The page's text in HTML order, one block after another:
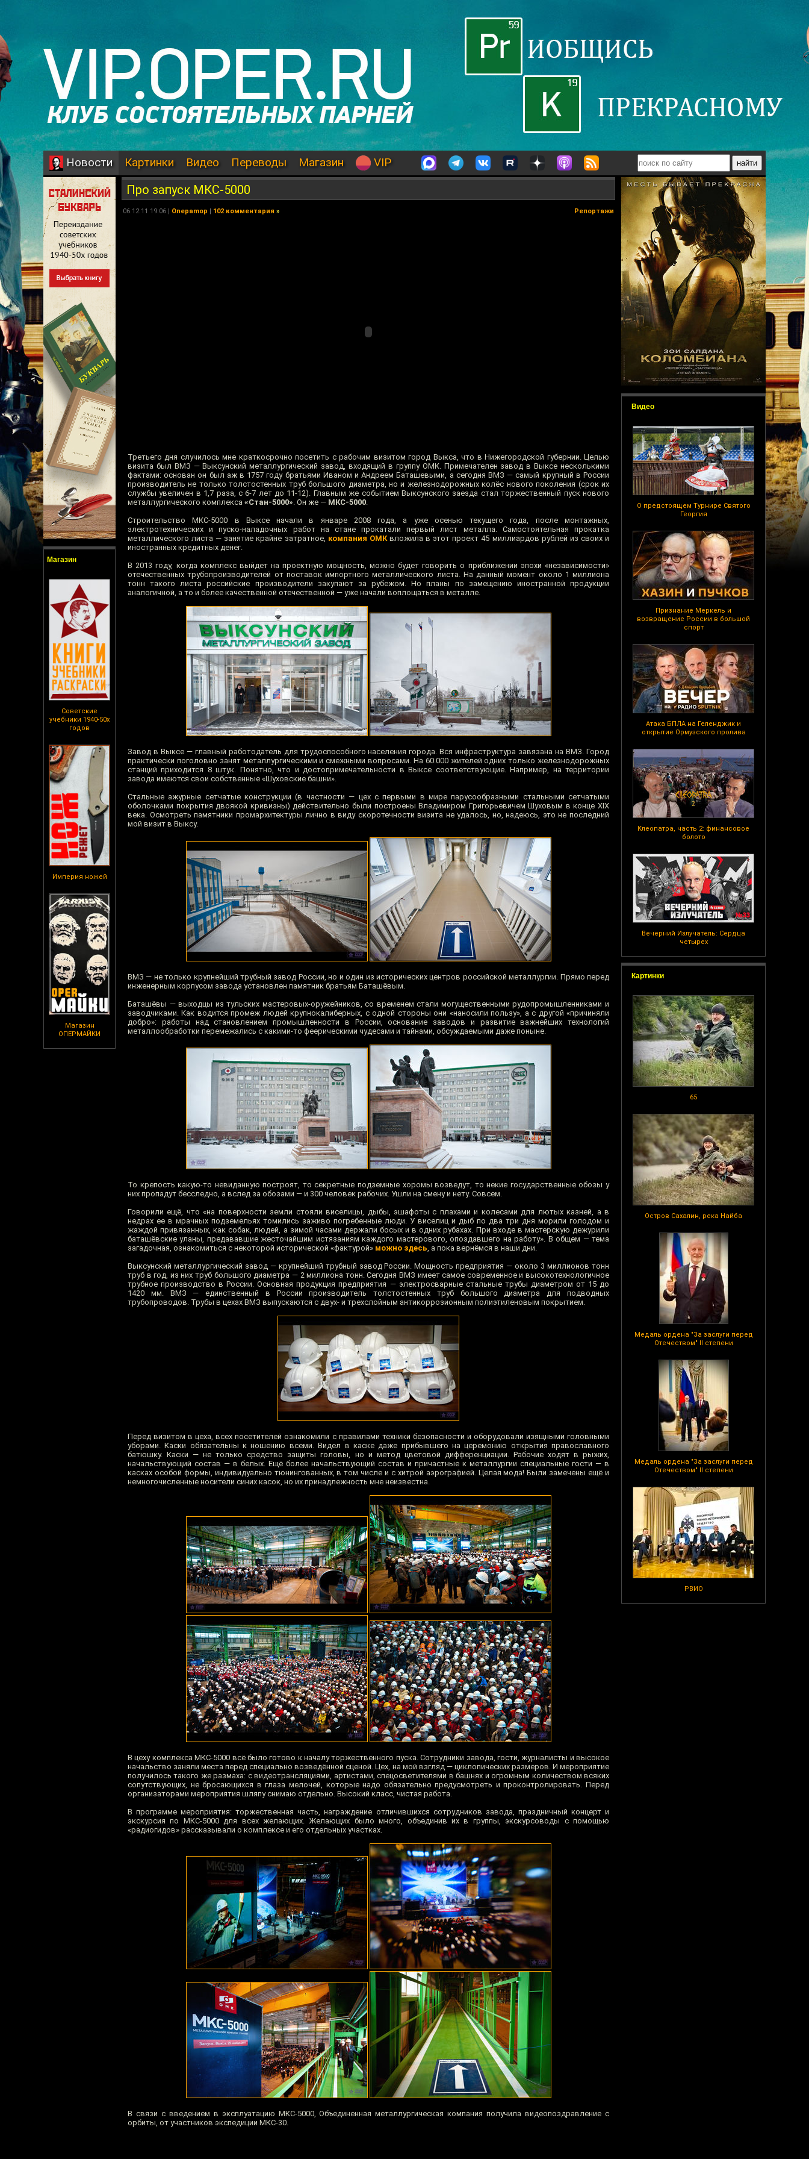
Новости Картинки Видео Переводы Магазин VIP
Магазин
Советские
учебники 1940-50х
годов
Империя ножей
Магазин
ОПЕРМАЙКИ
Видео
О предстоящем Турнире Святого
Георгия
Признание Меркель и
возвращение России в большой
спорт
Атака БПЛА на Геленджик и
открытие Ормузского пролива
Клеопатра, часть 2: финансовое
болото
Вечерний Излучатель: Сердца
четырех
Картинки
65
Остров Сахалин, река Найба
Медаль ордена "За заслуги перед
Отечеством" II степени
Медаль ордена "За заслуги перед
Отечеством" II степени
РВИО
Про запуск МКС-5000
06.12.11 19:06 | Onepamop | 102 комментария » Репортажи
Третьего дня случилось мне краткосрочно посетить с рабочим визитом город Выкса, что в Нижегородской губернии. Целью
визита был ВМЗ — Выксунский металлургический завод, входящий в группу ОМК. Примечателен завод в Выксе несколькими
фактами: основан он был аж в 1757 году братьями Иваном и Андреем Баташевыми, а сегодня ВМЗ — самый крупный в России
производитель не только толстостенных труб большого диаметра, но и железнодорожных колёс нового поколения (срок их
службы увеличен в 1,7 раза, с 6-7 лет до 11-12). Главным же событием Выксунского заезда стал торжественный пуск нового
металлургического комплекса «Стан-5000». Он же — МКС-5000.
Строительство МКС-5000 в Выксе начали в январе 2008 года, а уже осенью текущего года, после монтажных,
электротехнических и пуско-наладочных работ на стане прокатали первый лист металла. Самостоятельная прокатка
металлического листа — занятие крайне затратное, компания ОМКвложила в этот проект 45 миллиардов рублей из своих и
иностранных кредитных денег.
В 2013 году, когда комплекс выйдет на проектную мощность, можно будет говорить о приближении эпохи «независимости»
отечественных трубопроизводителей от поставок импортного металлического листа. На данный момент около 1 миллиона
тонн такого листа российские производители закупают за рубежом. Но планы по замещению иностранной продукции
аналогичной, а то и более качественной отечественной — уже начали воплощаться в металле.
Завод в Выксе — главный работодатель для трудоспособного населения города. Вся инфраструктура завязана на ВМЗ. Город
практически поголовно занят металлургическими и смежными вопросами. На 60.000 жителей одних только железнодорожных
станций приходится 8 штук. Понятно, что и достопримечательности в Выксе соответствующие. Например, на территории
завода имеются свои собственные «Шуховские башни».
Стальные ажурные сетчатые конструкции (в частности — цех с первыми в мире парусообразными стальными сетчатыми
оболочками покрытия двоякой кривизны) действительно были построены Владимиром Григорьевичем Шуховым в конце XIX
века. Осмотреть памятники промархитектуры лично в виду скоротечности визита не удалось, но, надеюсь, это не последний
мой визит в Выксу.
ВМЗ — не только крупнейший трубный завод России, но и один из исторических центров российской металлургии. Прямо перед
инженерным корпусом завода установлен памятник братьям Баташёвым.
Баташёвы — выходцы из тульских мастеровых-оружейников, со временем стали могущественными рудопромышленниками и
заводчиками. Как водится промеж людей крупнокалиберных, с одной стороны они «наносили пользу», а с другой «причиняли
добро»: работы над становлением промышленности в России, основание заводов и развитие важнейших технологий
металлообработки перемежались с какими-то феерическими чудесами и тайнами, обсуждаемыми даже поныне.
То крепость какую-то невиданную построят, то секретные подземные хоромы возведут, то некие государственные обозы у
них пропадут бесследно, а вслед за обозами — и 300 человек рабочих. Ушли на смену и нету. Совсем.
Говорили ещё, что «на поверхности земли стояли виселицы, дыбы, эшафоты с плахами и колесами для лютых казней, а в
недрах ее в мрачных подземельях томились заживо погребенные люди. У виселиц и дыб по два три дня морили голодом и
жаждой привязанных, как собак, людей, а зимой часами держали босых и в одних рубахах. При входе в мастерскую дежурили
баташёвские уланы, предававшие жесточайшим истязаниям каждого мастерового, опоздавшего на работу». В общем — тема
загадочная, ознакомиться с некоторой исторической «фактурой» можно здесь, а пока вернёмся в наши дни.
Выксунский металлургический завод — крупнейший трубный завод России. Мощность предприятия — около 3 миллионов тонн
труб в год, из них труб большого диаметра — 2 миллиона тонн. Сегодня ВМЗ имеет самое современное и высокотехнологичное
трубное производство в России. Основная продукция предприятия — электросварные стальные трубы диаметром от 15 до
1420 мм. ВМЗ — единственный в России производитель толстостенных труб большого диаметра для подводных
трубопроводов. Трубы в цехах ВМЗ выпускаются с двух- и трехслойным антикоррозионным полиэтиленовым покрытием.
Перед визитом в цеха, всех посетителей ознакомили с правилами техники безопасности и оборудовали изящными головными
уборами. Каски обязательны к ношению всеми. Видел в каске даже прибывшего на церемонию открытия православного
батюшку. Каски — не только средство защиты головы, но и метод цветовой дифференциации. Рабочие ходят в рыжих,
начальствующий состав — в белых. Ещё более начальствующий состав и причастные к металлургии специальные гости — в
касках особой формы, индивидуально тюнингованных, в том числе и с хитрой аэрографией. Целая мода! Были замечены ещё и
немногочисленные носители синих касок, но их принадлежность мне неизвестна.
В цеху комплекса МКС-5000 всё было готово к началу торжественного пуска. Сотрудники завода, гости, журналисты и высокое
начальство заняли места перед специально возведённой сценой. Цех, на мой взгляд — циклопических размеров. И мероприятие
получилось такого же размаха: с видеотрансляциями, артистами, спецосветителями в башнях и огромным количеством всяких
сопутствующих, не бросающихся в глаза мелочей, которые надо обязательно предусмотреть и проконтролировать. Перед
организаторами мероприятия шляпу снимаю отдельно. Высокий класс, чистая работа.
В программе мероприятия: торжественная часть, награждение отличившихся сотрудников завода, праздничный концерт и
экскурсия по МКС-5000 для всех желающих. Желающих было много, объединив их в группы, экскурсоводы с помощью
«радиогидов» рассказывали о комплексе и его отдельных участках.
В связи с введением в эксплуатацию МКС-5000, Объединенная металлургическая компания получила видеопоздравление с
орбиты, от участников экспедиции МКС-30.